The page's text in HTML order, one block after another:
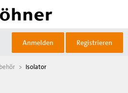
Anmelden Registrieren
> Isolator